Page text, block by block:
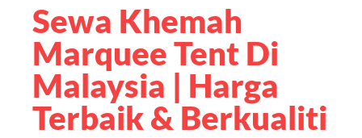
Sewa Khemah
Marquee Tent Di
Malaysia | Harga
Terbaik & Berkualiti